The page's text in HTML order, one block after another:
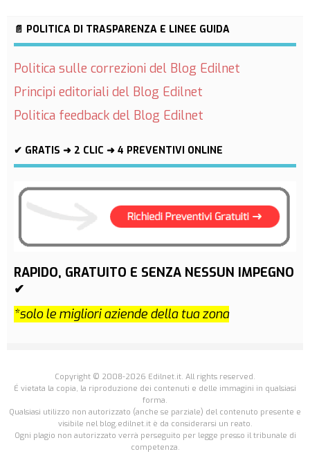
📄 POLITICA DI TRASPARENZA E LINEE GUIDA
Politica sulle correzioni del Blog Edilnet
Principi editoriali del Blog Edilnet
Politica feedback del Blog Edilnet
✔ GRATIS ➜ 2 CLIC ➜ 4 PREVENTIVI ONLINE
RAPIDO, GRATUITO E SENZA NESSUN IMPEGNO
✔
*solo le migliori aziende della tua zona
Copyright © 2008-2026 Edilnet.it. All rights reserved.
É vietata la copia, la riproduzione dei contenuti e delle immagini in qualsiasi
forma.
Qualsiasi utilizzo non autorizzato (anche se parziale) del contenuto presente e
visibile nel blog.edilnet.it è da considerarsi un reato.
Ogni plagio non autorizzato verrà perseguito per legge presso il tribunale di
competenza.